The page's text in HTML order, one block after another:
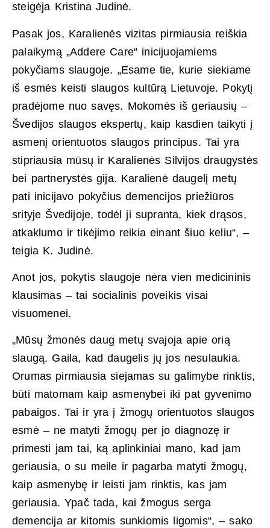
steigėja Kristina Judinė.
Pasak jos, Karalienės vizitas pirmiausia reiškia
palaikymą „Addere Care“ inicijuojamiems
pokyčiams slaugoje. „Esame tie, kurie siekiame
iš esmės keisti slaugos kultūrą Lietuvoje. Pokytį
pradėjome nuo savęs. Mokomės iš geriausių –
Švedijos slaugos ekspertų, kaip kasdien taikyti į
asmenį orientuotos slaugos principus. Tai yra
stipriausia mūsų ir Karalienės Silvijos draugystės
bei partnerystės gija. Karalienė daugelį metų
pati inicijavo pokyčius demencijos priežiūros
srityje Švedijoje, todėl ji supranta, kiek drąsos,
atkaklumo ir tikėjimo reikia einant šiuo keliu“, –
teigia K. Judinė.
Anot jos, pokytis slaugoje nėra vien medicininis
klausimas – tai socialinis poveikis visai
visuomenei.
„Mūsų žmonės daug metų svajoja apie orią
slaugą. Gaila, kad daugelis jų jos nesulaukia.
Orumas pirmiausia siejamas su galimybe rinktis,
būti matomam kaip asmenybei iki pat gyvenimo
pabaigos. Tai ir yra į žmogų orientuotos slaugos
esmė – ne matyti žmogų per jo diagnozę ir
primesti jam tai, ką aplinkiniai mano, kad jam
geriausia, o su meile ir pagarba matyti žmogų,
kaip asmenybę ir leisti jam rinktis, kas jam
geriausia. Ypač tada, kai žmogus serga
demencija ar kitomis sunkiomis ligomis“, – sako